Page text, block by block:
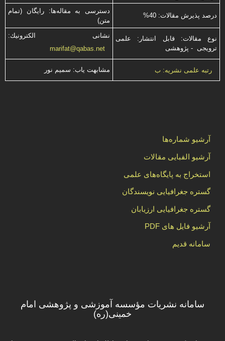
درصد پذیرش مقالات: 40%
دسترسی به مقاله‌ها: رایگان (تمام
متن)
نوع مقالات: قابل انتشار: علمی
ترویجی - پژوهشی
نشانی الكترونیك:
marifat@qabas.net
رتبه علمی نشریه: ب مشابهت ياب: سميم نور
آرشیو شماره‌ها
آرشیو الفبایی مقالات
استخراج به پایگاه‌های علمی
گستره جغرافیایی نویسندگان
گستره جغرافیایی ارزیابان
آرشیو فایل های PDF
سامانه قدیم
سامانه نشریات مؤسسه آموزشی و پژوهشی امام
خمینی(ره)